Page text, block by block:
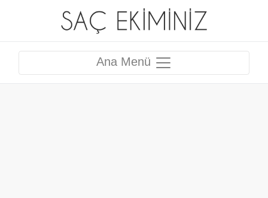
Ana Menü